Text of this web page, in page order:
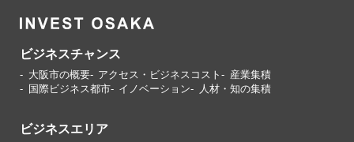
ビジネスチャンス
大阪市の概要 アクセス・ビジネスコスト
産業集積
国際ビジネス都市
イノベーション 人材・知の集積
ビジネスエリア